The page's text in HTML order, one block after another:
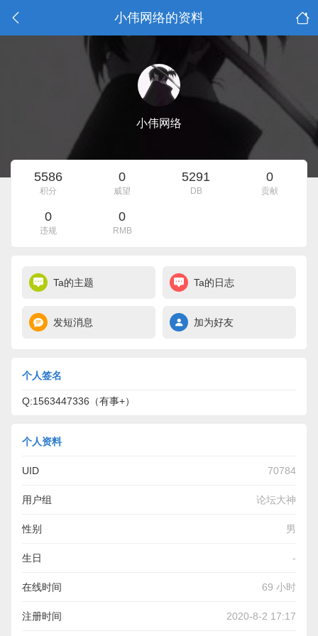
小伟网络的资料
小伟网络
5586
积分
0
威望
5291
DB
0
贡献
0
违规
0
RMB
Ta的主题 Ta的日志
发短消息 加为好友
个人签名
Q:1563447336（有事+）
个人资料
UID 70784
用户组 论坛大神
性别 男
生日 -
在线时间 69 小时
注册时间 2020-8-2 17:17